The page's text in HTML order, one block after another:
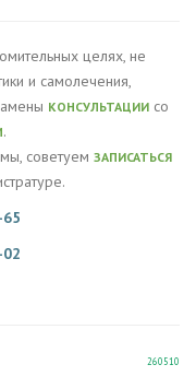
целях, не
и самолечения,
КОНСУЛЬТАЦИИсо
.
советуем ЗАПИСАТЬСЯ
260510